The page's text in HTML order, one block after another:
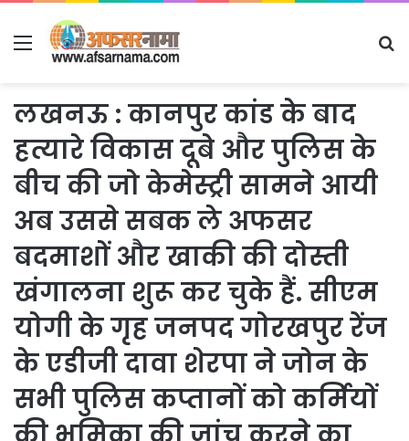
Menu
लखनऊ : कानपुर कांड के बाद
हत्यारे विकास दूबे और पुलिस के
बीच की जो केमेस्ट्री सामने आयी
अब उससे सबक ले अफसर
बदमाशों और खाकी की दोस्ती
खंगालना शुरू कर चुके हैं. सीएम
योगी के गृह जनपद गोरखपुर रेंज
के एडीजी दावा शेरपा ने जोन के
सभी पुलिस कप्तानों को कर्मियों